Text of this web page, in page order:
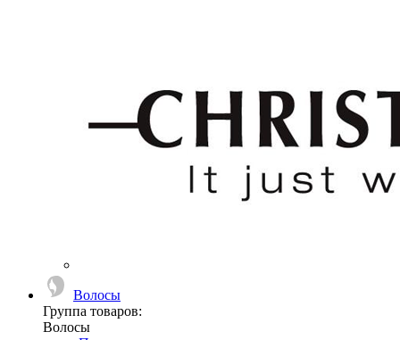
Волосы
Группа товаров:
Волосы